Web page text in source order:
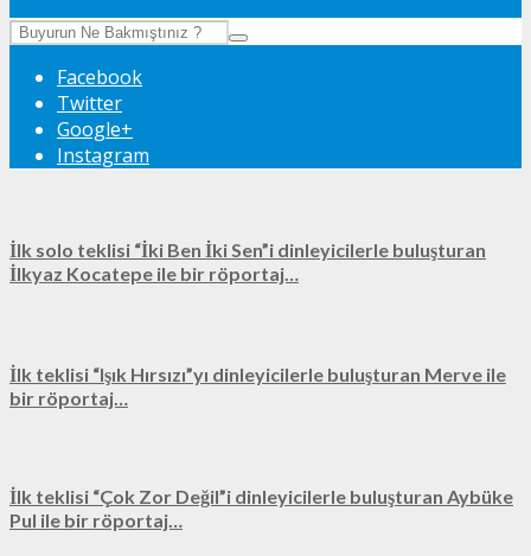
Facebook
Twitter
Google+
Instagram
İlk solo teklisi “İki Ben İki Sen”i dinleyicilerle buluşturan
İlkyaz Kocatepe ile bir röportaj…
İlk teklisi “Işık Hırsızı”yı dinleyicilerle buluşturan Merve ile
bir röportaj…
İlk teklisi “Çok Zor Değil”i dinleyicilerle buluşturan Aybüke
Pul ile bir röportaj…